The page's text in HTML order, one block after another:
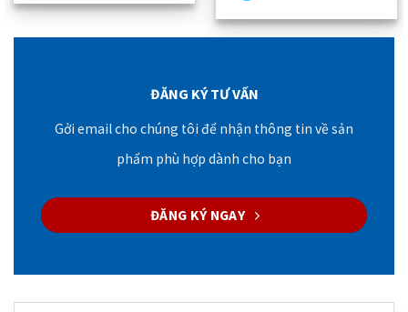
ĐĂNG KÝ TƯ VẤN
Gởi email cho chúng tôi để nhận thông tin về sản
phẩm phù hợp dành cho bạn
ĐĂNG KÝ NGAY